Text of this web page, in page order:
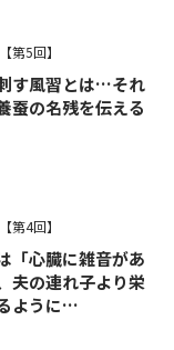
【第5回】
す風習とは…それ
蚕の名残を伝える
【第4回】
「心臓に雑音があ
夫の連れ子より栄
ように…